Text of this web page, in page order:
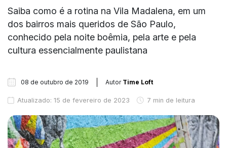
Saiba como é a rotina na Vila Madalena, em um
dos bairros mais queridos de São Paulo,
conhecido pela noite boêmia, pela arte e pela
cultura essencialmente paulistana
08 de outubro de 2019 Autor Time Loft
Atualizado: 15 de fevereiro de 2023 7 min de leitura